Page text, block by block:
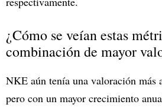
¿Cómo se veían estas
combinación de mayor
NKE aún tenía una valoración más
pero con un mayor crecimiento